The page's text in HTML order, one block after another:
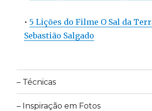
•5 Lições do Filme O Sal da
Sebastião Salgado
– Técnicas
– Inspiração em Fotos